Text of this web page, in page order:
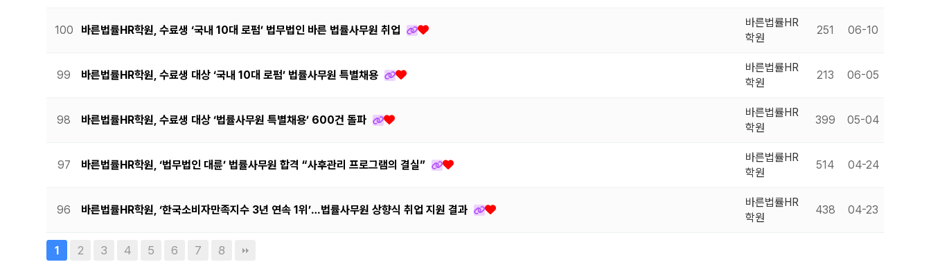
100 바른법률HR학원, 수료생 ‘국내 10대 로펌’ 법무법인 바른 법률사무원 취업
바른법률HR
학원
251 06-10
99 바른법률HR학원, 수료생 대상 ‘국내 10대 로펌’ 법률사무원 특별채용
바른법률HR
학원
213 06-05
98 바른법률HR학원, 수료생 대상 ‘법률사무원 특별채용’ 600건 돌파
바른법률HR
학원
399 05-04
97 바른법률HR학원, ‘법무법인 대륜’ 법률사무원 합격 “사후관리 프로그램의 결실”
바른법률HR
학원
514 04-24
96 바른법률HR학원, ‘한국소비자만족지수 3년 연속 1위’…법률사무원 상향식 취업 지원 결과
바른법률HR
학원
438 04-23
1 2 3 4 5 6 7 8